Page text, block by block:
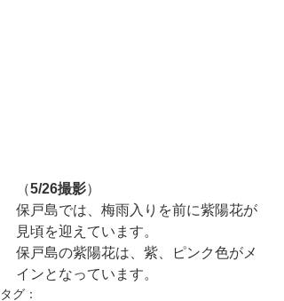
（5/26撮影）
保戸島では、梅雨入りを前に紫陽花が
見頃を迎えています。
保戸島の紫陽花は、紫、ピンク色がメ
インとなっています。
タグ：